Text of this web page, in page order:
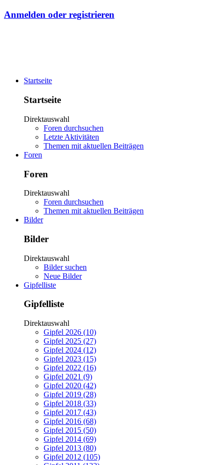
Anmelden oder registrieren
Startseite
Startseite
Direktauswahl
Foren durchsuchen
Letzte Aktivitäten
Themen mit aktuellen Beiträgen
Foren
Foren
Direktauswahl
Foren durchsuchen
Themen mit aktuellen Beiträgen
Bilder
Bilder
Direktauswahl
Bilder suchen
Neue Bilder
Gipfelliste
Gipfelliste
Direktauswahl
Gipfel 2026 (10)
Gipfel 2025 (27)
Gipfel 2024 (12)
Gipfel 2023 (15)
Gipfel 2022 (16)
Gipfel 2021 (9)
Gipfel 2020 (42)
Gipfel 2019 (28)
Gipfel 2018 (33)
Gipfel 2017 (43)
Gipfel 2016 (68)
Gipfel 2015 (50)
Gipfel 2014 (69)
Gipfel 2013 (80)
Gipfel 2012 (105)